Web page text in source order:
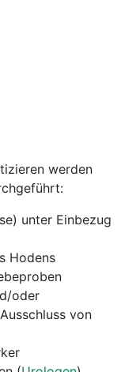
werden
unter Einbezug
Hodens
oder
von